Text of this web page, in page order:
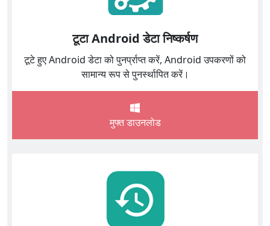
टूटा Android डेटा निष्कर्षण
टूटे हुए Android डेटा को पुनर्प्राप्त करें, Android उपकरणों को
सामान्य रूप से पुनर्स्थापित करें।
मुफ्त डाउनलोड